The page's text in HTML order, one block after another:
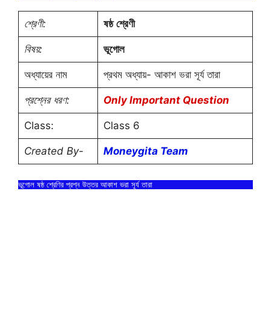
শ্রেণী: ষষ্ঠ শ্রেণী
বিষয়: ভূগোল
অধ্যায়ের নাম প্রথম অধ্যায়- আকাশ ভরা সূর্য তারা
প্রশ্নের ধরণ: Only Important Question
Class: Class 6
Created By- Moneygita Team
ভূগোল ষষ্ঠ শ্রেণির প্রশ্ন উত্তর আকাশ ভরা সূর্য তারা